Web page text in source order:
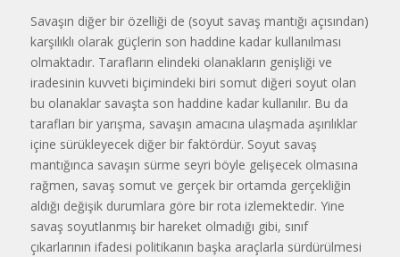
Savaşın diğer bir özelliği de (soyut savaş mantığı açısından)
karşılıklı olarak güçlerin son haddine kadar kullanılması
olmaktadır. Tarafların elindeki olanakların genişliği ve
iradesinin kuvveti biçimindeki biri somut diğeri soyut olan
bu olanaklar savaşta son haddine kadar kullanılır. Bu da
tarafları bir yarışma, savaşın amacına ulaşmada aşırılıklar
içine sürükleyecek diğer bir faktördür. Soyut savaş
mantığınca savaşın sürme seyri böyle gelişecek olmasına
rağmen, savaş somut ve gerçek bir ortamda gerçekliğin
aldığı değişik durumlara göre bir rota izlemektedir. Yine
savaş soyutlanmış bir hareket olmadığı gibi, sınıf
çıkarlarının ifadesi politikanın başka araçlarla sürdürülmesi